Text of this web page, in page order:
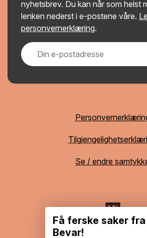
nyhetsbrev. Du kan når som helst
lenken nederst i e-postene våre.
personvernerklæring.
Se / endre
Få ferske saker
Bevar!